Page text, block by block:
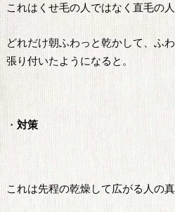
これはくせ毛の人ではなく直毛の人
どれだけ朝ふわっと乾かして、ふ
張り付いたようになると。
・ 対策
これは先程の乾燥して広がる人の